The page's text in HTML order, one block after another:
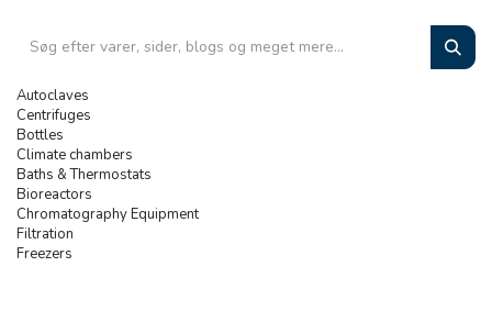
Autoclaves
Centrifuges
Bottles
Climate chambers
Baths & Thermostats
Bioreactors
Chromatography Equipment
Filtration
Freezers